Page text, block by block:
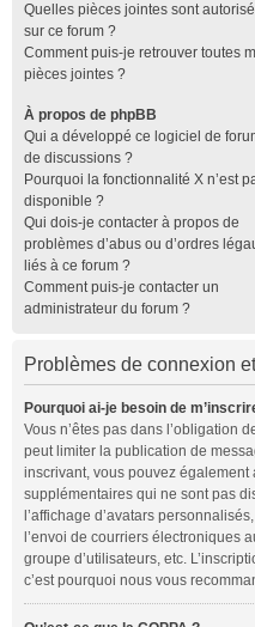
Quelles pièces jointes sont
sur ce forum ?
Comment puis-je retrouver toutes
pièces jointes ?
À propos de phpBB
Qui a développé ce logiciel de
de discussions ?
Pourquoi la fonctionnalité X n’est
disponible ?
Qui dois-je contacter à propos de
problèmes d’abus ou d’ordres
liés à ce forum ?
Comment puis-je contacter un
administrateur du forum ?
Problèmes de connexion
Pourquoi ai-je besoin de
Vous n’êtes pas dans l’obligation
peut limiter la publication de
inscrivant, vous pouvez
supplémentaires qui ne sont pas
l’affichage d’avatars
l’envoi de courriers électroniques
groupe d’utilisateurs, etc.
c’est pourquoi nous vous